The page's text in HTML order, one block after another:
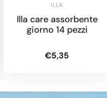
ILLA
Illa care assorbente
giorno 14 pezzi
€5,35